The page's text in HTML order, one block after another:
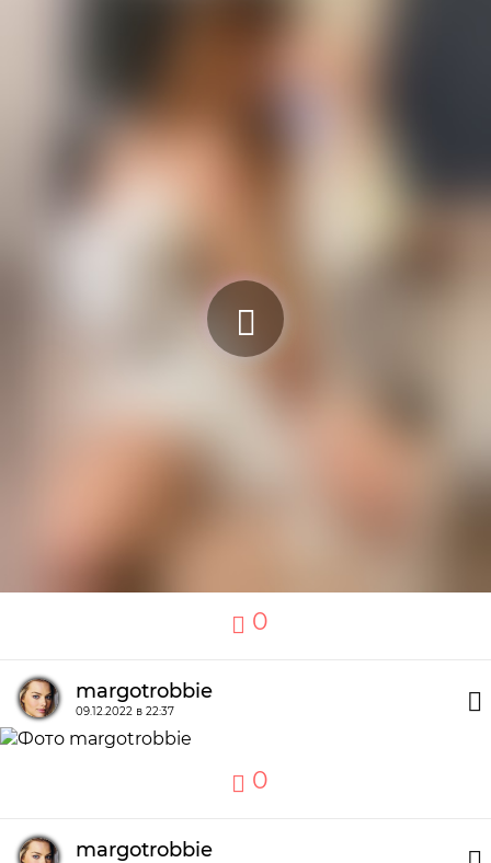
0
margotrobbie
09.12.2022 в 22:37
0
margotrobbie